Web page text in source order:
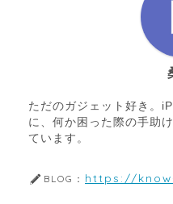
ただのガジェット好き。
に、何か困った際の手助
ています。
BLOG： https://